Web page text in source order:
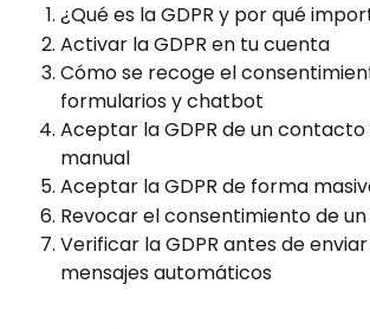
¿Qué es la GDPR y por qué
Activar la GDPR en tu cuenta
Cómo se recoge el
formularios y chatbot
Aceptar la GDPR de un
manual
Aceptar la GDPR de forma
Revocar el consentimiento de
Verificar la GDPR antes de
mensajes automáticos